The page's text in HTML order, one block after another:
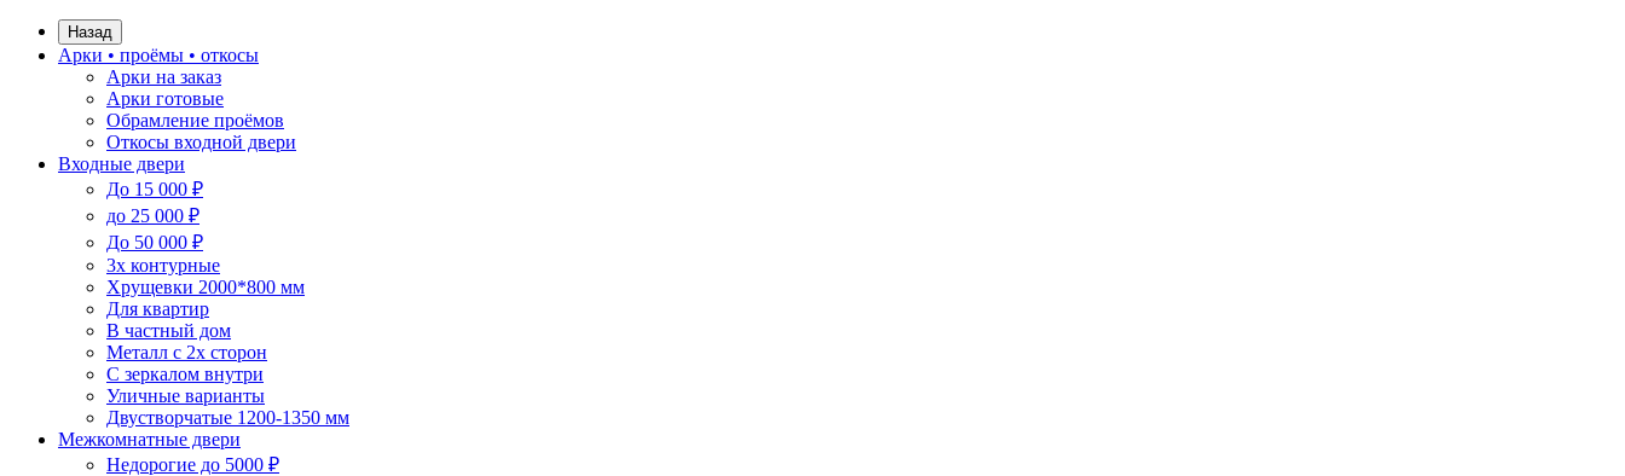
Назад
Арки • проёмы • откосы
Арки на заказ
Арки готовые
Обрамление проёмов
Откосы входной двери
Входные двери
До 15 000 ₽
до 25 000 ₽
До 50 000 ₽
3х контурные
Хрущевки 2000*800 мм
Для квартир
В частный дом
Металл с 2х сторон
С зеркалом внутри
Уличные варианты
Двустворчатые 1200-1350 мм
Межкомнатные двери
Недорогие до 5000 ₽